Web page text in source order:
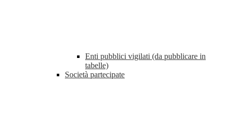
Enti pubblici vigilati (da pubblicare in
tabelle)
Società partecipate